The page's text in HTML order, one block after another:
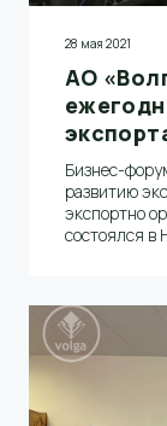
28 мая 2021
АО
Бизнес-
развитию
экспортно
состоялся
экономике и
заседании
Пленарного